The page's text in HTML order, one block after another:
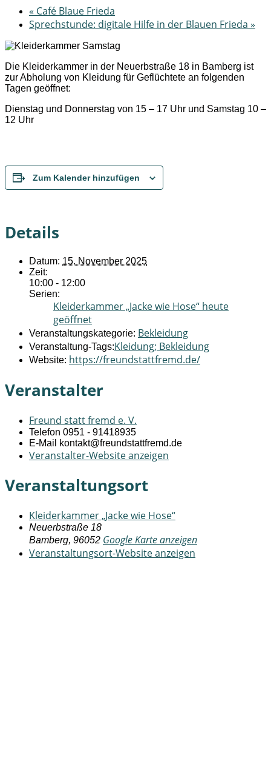
« Café Blaue Frieda
Sprechstunde: digitale Hilfe in der Blauen Frieda »
Die Kleiderkammer in der Neuerbstraße 18 in Bamberg ist
zur Abholung von Kleidung für Geflüchtete an folgenden
Tagen geöffnet:
Dienstag und Donnerstag von 15 – 17 Uhr und Samstag 10 –
12 Uhr
Zum Kalender hinzufügen
Details
Datum: 15. November 2025
Zeit:
10:00 - 12:00
Serien:
Kleiderkammer „Jacke wie Hose“ heute
geöffnet
Veranstaltungskategorie: Bekleidung
Veranstaltung-Tags:Kleidung; Bekleidung
Website: https://freundstattfremd.de/
Veranstalter
Freund statt fremd e. V.
Telefon 0951 - 91418935
E-Mail
kontakt@freundstattfremd.de
Veranstalter-Website anzeigen
Veranstaltungsort
Kleiderkammer „Jacke wie Hose“
Neuerbstraße 18
Bamberg, 96052 Google Karte anzeigen
Veranstaltungsort-Website anzeigen